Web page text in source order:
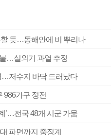
듯…동해안에 비 뿌리나
…실외기 과열 추정
…저수지 바닥 드러났다
986가구 정전
’…전국 48개 시군 가뭄
파면까지 중징계